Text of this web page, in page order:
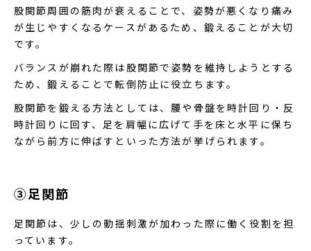
股関節周囲の筋肉が衰えることで、姿勢が悪くなり痛み
が生じやすくなるケースがあるため、鍛えることが大切
です。
バランスが崩れた際は股関節で姿勢を維持しようとする
ため、鍛えることで転倒防止に役立ちます。
股関節を鍛える方法としては、腰や骨盤を時計回り・反
時計回りに回す、足を肩幅に広げて手を床と水平に保ち
ながら前方に伸ばすといった方法が挙げられます。
③足関節
足関節は、少しの動揺刺激が加わった際に働く役割を担
っています。